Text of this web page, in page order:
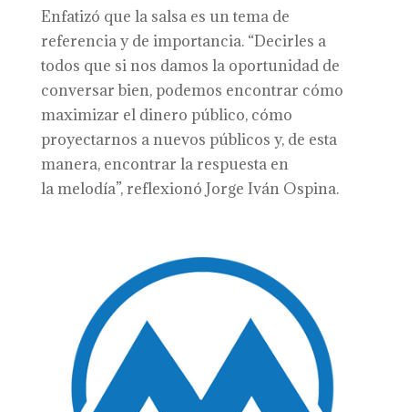
Enfatizó que la salsa es un tema de
referencia y de importancia. “Decirles a
todos que si nos damos la oportunidad de
conversar bien, podemos encontrar cómo
maximizar el dinero público, cómo
proyectarnos a nuevos públicos y, de esta
manera, encontrar la respuesta en
la melodía”, reflexionó Jorge Iván Ospina.